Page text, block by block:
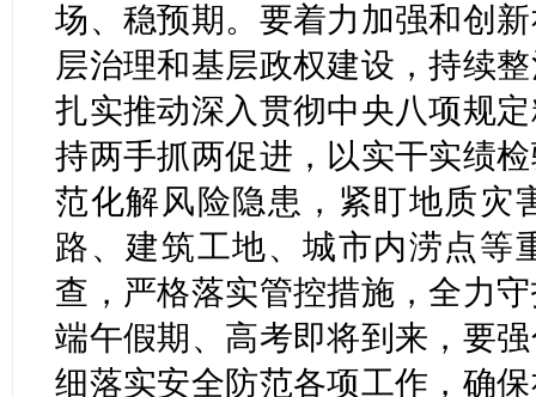
场、稳预期。要着力加强和创
层治理和基层政权建设，持续
扎实推动深入贯彻中央八项规
持两手抓两促进，以实干实绩
范化解风险隐患，紧盯地质灾
路、建筑工地、城市内涝点等
查，严格落实管控措施，全力
端午假期、高考即将到来，要
细落实安全防范各项工作，确